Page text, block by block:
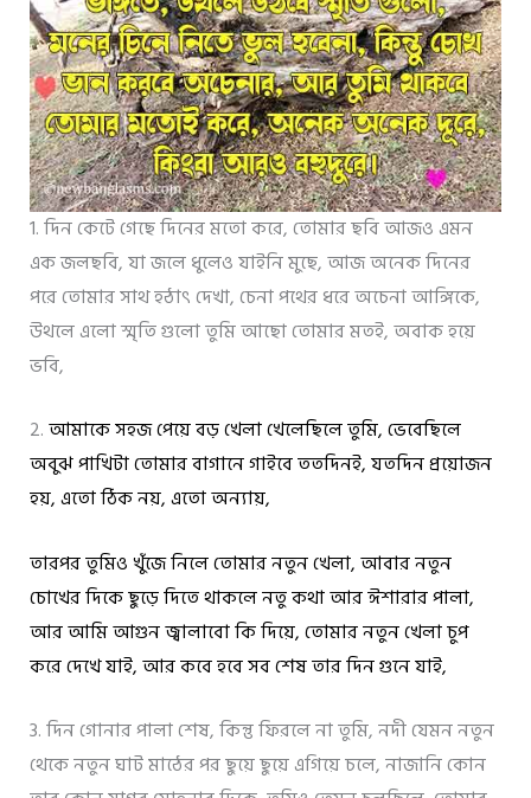
1. দিন কেটে গেছে দিনের মতো করে, তোমার ছবি আজও এমন
এক জলছবি, যা জলে ধুলেও যাইনি মুছে, আজ অনেক দিনের
পরে তোমার সাথ হঠাৎ দেখা, চেনা পথের ধরে অচেনা আঙ্গিকে,
উথলে এলো স্মৃতি গুলো তুমি আছো তোমার মতই, অবাক হয়ে
ভবি,
2.আমাকে সহজ পেয়ে বড় খেলা খেলেছিলে তুমি, ভেবেছিলে
অবুঝ পাখিটা তোমার বাগানে গাইবে ততদিনই, যতদিন প্রয়োজন
হয়, এতো ঠিক নয়, এতো অন্যায়,
তারপর তুমিও খুঁজে নিলে তোমার নতুন খেলা, আবার নতুন
চোখের দিকে ছুড়ে দিতে থাকলে নতু কথা আর ঈশারার পালা,
আর আমি আগুন জ্বালাবো কি দিয়ে, তোমার নতুন খেলা চুপ
করে দেখে যাই, আর কবে হবে সব শেষ তার দিন গুনে যাই,
3. দিন গোনার পালা শেষ, কিন্তু ফিরলে না তুমি, নদী যেমন নতুন
থেকে নতুন ঘাট মাঠের পর ছুয়ে ছুয়ে এগিয়ে চলে, নাজানি কোন